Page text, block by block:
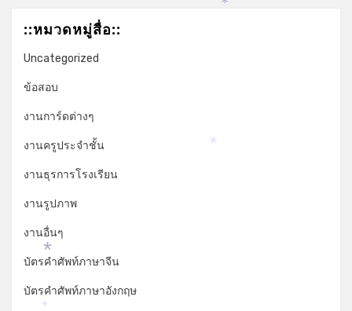
::หมวดหมู่สื่อ::
Uncategorized
ข้อสอบ
งานการ์ดต่างๆ
งานครูประจำชั้น
งานธุรการโรงเรียน
งานรูปภาพ
งานอื่นๆ
บัตรคำศัพท์ภาษาจีน
บัตรคำศัพท์ภาษาอังกฤษ
*